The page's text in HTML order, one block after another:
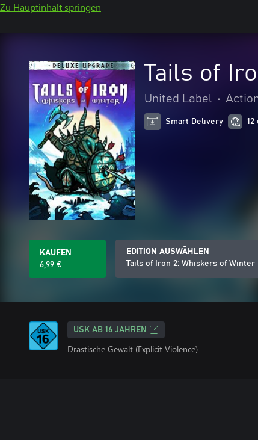
Zu Hauptinhalt springen
Tails of
United Label •
Smart Delivery
KAUFEN
6,99 €
EDITION AUSWÄHLEN
Tails of Iron 2: Whiskers of Winter
USK AB 16 JAHREN
Drastische Gewalt (Explicit Violence)